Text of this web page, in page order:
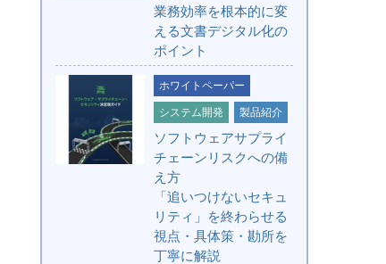
業務効率を根本的に変
える文書デジタル化の
ポイント
ホワイトペーパー
システム開発 製品紹介
ソフトウェアサプライ
チェーンリスクへの備
え方
「追いつけないセキュ
リティ」を終わらせる
視点・具体策・勘所を
丁寧に解説